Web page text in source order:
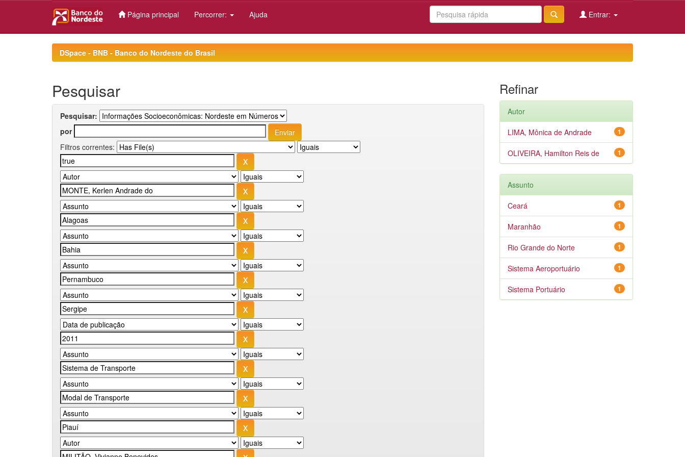
Página principal Percorrer: Ajuda Entrar:
DSpace - BNB - Banco do Nordeste do Brasil
Pesquisar
Pesquisar:
por
Filtros correntes:
Refinar
Autor
1
LIMA, Mônica de Andrade
1
OLIVEIRA, Hamilton Reis de
Assunto
1
Ceará
1
Maranhão
1
Rio Grande do Norte
1
Sistema Aeroportuário
1
Sistema Portuário